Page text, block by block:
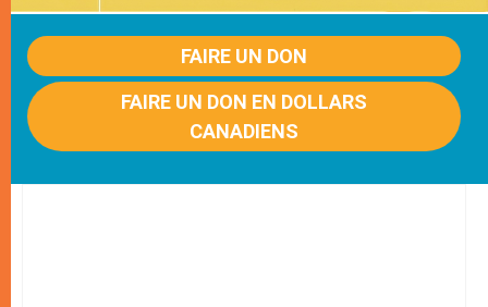
FAIRE UN DON
FAIRE UN DON EN DOLLARS
CANADIENS